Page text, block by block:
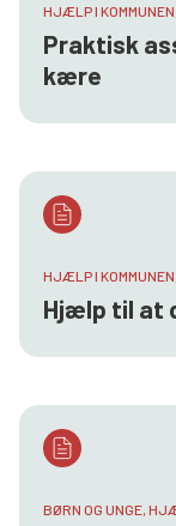
HJÆLP I
Praktisk
kære
HJÆLP I
Hjælp til at
BØRN OG UNGE,